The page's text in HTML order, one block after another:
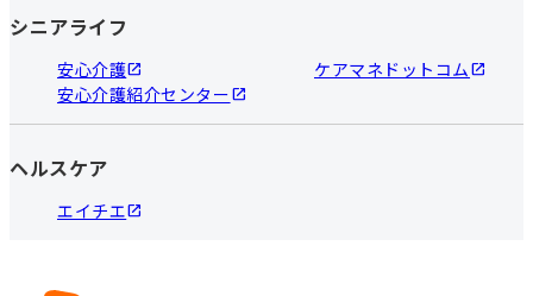
シニアライフ
安心介護
安心介護紹介センター
ケアマネドットコム
ヘルスケア
エイチエ